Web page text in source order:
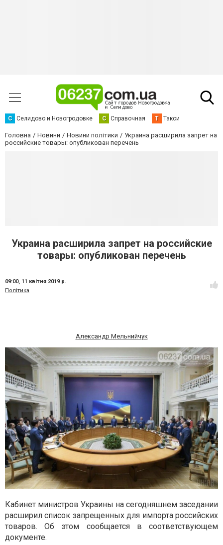
С Селидово и Новогродовке С Справочная Т Такси
Головна Новини Новини політики
Украина расширила запрет на
российские товары: опубликован перечень
Украина расширила запрет на российские
товары: опубликован перечень
09:00, 11 квітня 2019 р.
Політика
Александр Мельнийчук
Кабинет министров Украины на сегодняшнем заседании
расширил список запрещенных для импорта российских
товаров. Об этом сообщается в соответствующем
документе.